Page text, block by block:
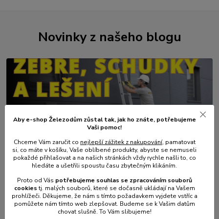
Novinky z našeho blogu
01.08. 2026
💥 Stali jsme se přímým dovozcem hliníkových žebřů a
lešení.
číst celé
Aby e-shop Železodům zůstal tak, jak ho znáte, potřebujeme
Vaši pomoc!
Chceme Vám zaručit co nejlepší zážitek z nakupování, pamatovat
si, co máte v košíku, Vaše oblíbené produkty, abyste se nemuseli
pokaždé přihlašovat a na našich stránkách vždy rychle našli to, co
hledáte a ušetřili spoustu času zbytečným klikáním.
Proto od Vás potřebujeme souhlas se zpracováním souborů
cookiestj. malých souborů, které se dočasně ukládají na Vašem
prohlížeči. Děkujeme, že nám s tímto požadavkem vyjdete vstříc a
pomůžete nám tímto web zlepšovat. Budeme se k Vašim datům
chovat slušně. To Vám slibujeme!